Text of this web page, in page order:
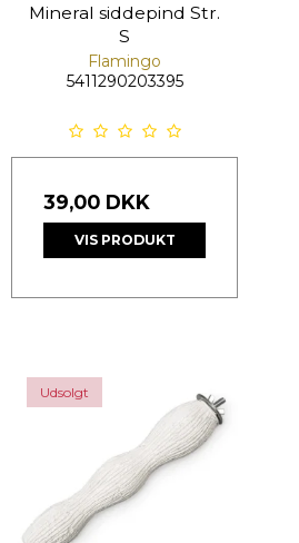
Mineral siddepind Str.
S
Flamingo
5411290203395
39,00 DKK
VIS PRODUKT
Udsolgt